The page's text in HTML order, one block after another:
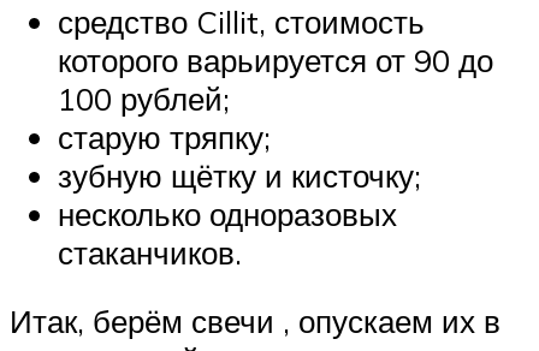
средство Cillit, стоимость
которого варьируется от 90 до
100 рублей;
старую тряпку;
зубную щётку и кисточку;
несколько одноразовых
стаканчиков.
Итак, берём свечи , опускаем их в